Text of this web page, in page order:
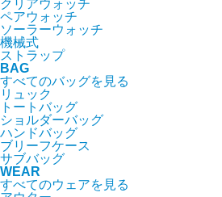
クリアウォッチ
ペアウォッチ
ソーラーウォッチ
機械式
ストラップ
BAG
すべてのバッグを見る
リュック
トートバッグ
ショルダーバッグ
ハンドバッグ
ブリーフケース
サブバッグ
WEAR
すべてのウェアを見る